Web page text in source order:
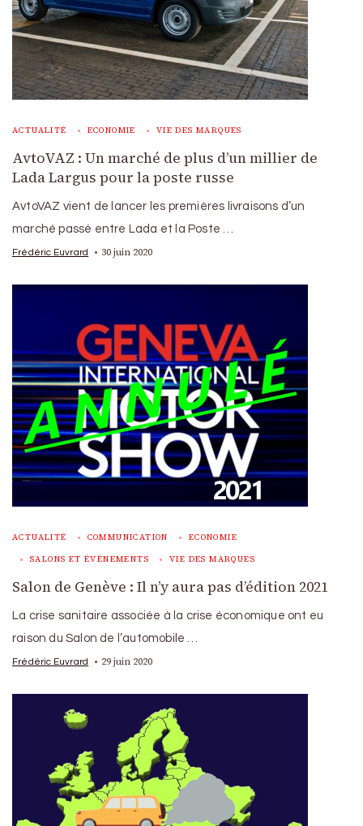
ACTUALITÉ ECONOMIE VIE DES MARQUES
AvtoVAZ : Un marché de plus d’un millier de
Lada Largus pour la poste russe
AvtoVAZ vient de lancer les premières livraisons d’un
marché passé entre Lada et la Poste …
Frédéric Euvrard 30 juin 2020
ACTUALITÉ COMMUNICATION ECONOMIE
SALONS ET ÉVÉNEMENTS VIE DES MARQUES
Salon de Genève : Il n’y aura pas d’édition 2021
La crise sanitaire associée à la crise économique ont eu
raison du Salon de l’automobile …
Frédéric Euvrard 29 juin 2020